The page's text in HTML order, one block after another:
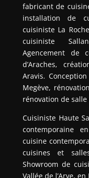
fabricant de
installation de
cuisiniste La
cuisiniste
Agencement de
d’Araches,
Aravis.
Megève,
rénovation de
Cuisiniste Haute
contemporaine
cuisine
cuisines et
Showroom de
Vallée de l’Arve,